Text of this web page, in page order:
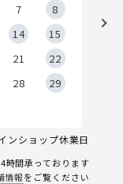
7
8
14
15
21
22
28
29
ンショップ休業日
間承っております
情報をご覧ください